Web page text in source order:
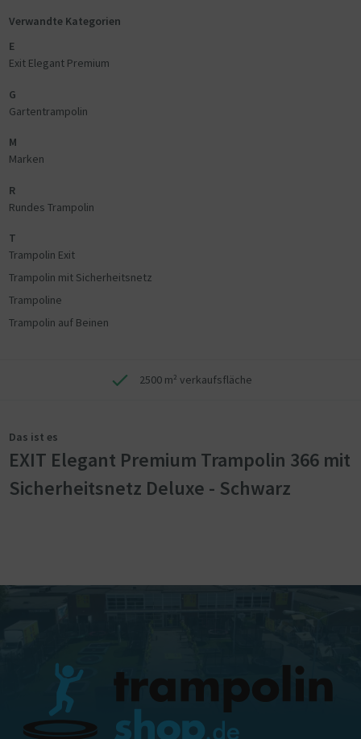
Verwandte Kategorien
E
Exit Elegant Premium
G
Gartentrampolin
M
Marken
R
Rundes Trampolin
T
Trampolin Exit
Trampolin mit Sicherheitsnetz
Trampoline
Trampolin auf Beinen
2500 m² verkaufsfläche
Das ist es
EXIT Elegant Premium Trampolin 366 mit
Sicherheitsnetz Deluxe - Schwarz